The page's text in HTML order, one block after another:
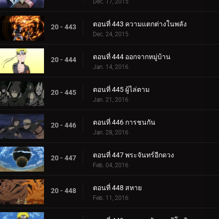
Dec. 17, 2015
20 - 443 ตอนที่ 443 ความแตกต่างในพลัง
Dec. 24, 2015
20 - 444 ตอนที่ 444 ออกจากหมู่บ้าน
Jan. 14, 2016
20 - 445 ตอนที่ 445 ผู้ไล่ตาม
Jan. 21, 2016
20 - 446 ตอนที่ 446 การชนกัน
Jan. 28, 2016
20 - 447 ตอนที่ 447 พระจันทร์อีกดวง
Feb. 04, 2016
20 - 448 ตอนที่ 448 สหาย
Feb. 11, 2016